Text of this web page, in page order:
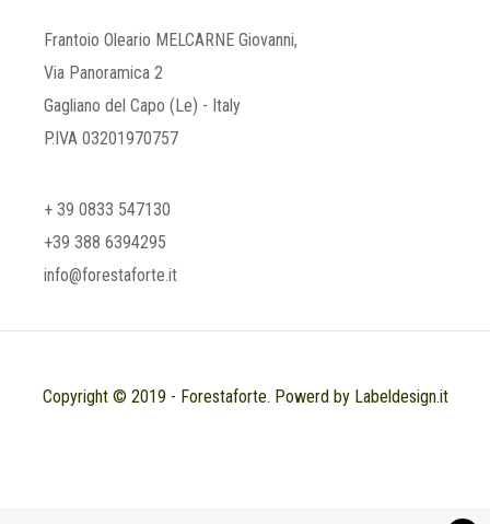
Frantoio Oleario MELCARNE Giovanni,
Via Panoramica 2
Gagliano del Capo (Le) - Italy
P.IVA 03201970757
+ 39 0833 547130
+39 388 6394295
info@forestaforte.it
Copyright © 2019 - Forestaforte. Powerd by Labeldesign.it